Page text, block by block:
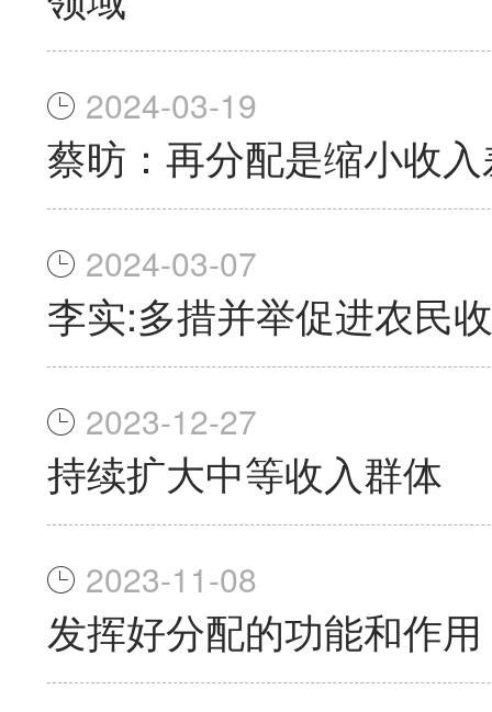
2024-03-19
蔡昉：再分配是缩小收
2024-03-07
李实:多措并举促进农民
2023-12-27
持续扩大中等收入群体
2023-11-08
发挥好分配的功能和作用